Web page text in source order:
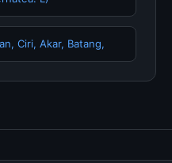
Ciri, Akar, Batang,